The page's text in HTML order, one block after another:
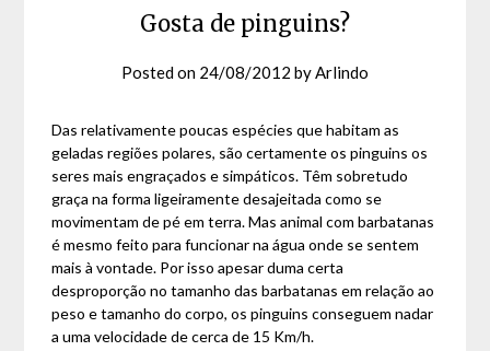
Gosta de pinguins?
Posted on 24/08/2012 byArlindo
Das relativamente poucas espécies que habitam as
geladas regiões polares, são certamente os pinguins os
seres mais engraçados e simpáticos. Têm sobretudo
graça na forma ligeiramente desajeitada como se
movimentam de pé em terra. Mas animal com barbatanas
é mesmo feito para funcionar na água onde se sentem
mais à vontade. Por isso apesar duma certa
desproporção no tamanho das barbatanas em relação ao
peso e tamanho do corpo, os pinguins conseguem nadar
a uma velocidade de cerca de 15 Km/h.